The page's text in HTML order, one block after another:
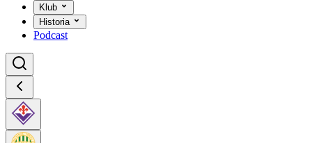
Klub
Historia
Podcast